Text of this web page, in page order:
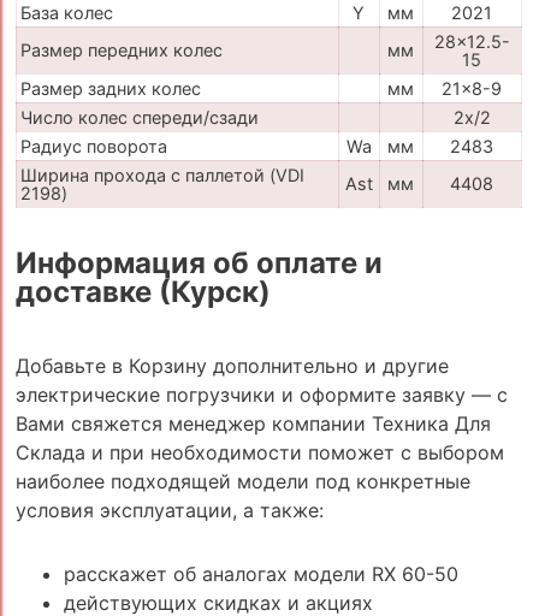
База колес
Y мм
2021
Размер передних колес
мм
28x12.5-
15
Размер задних колес
мм
21x8-9
Число колес спереди/сзади
2x/2
Радиус поворота
Wa мм
2483
Ширина прохода с паллетой (VDI
2198)
Ast мм 4408
Информация об оплате и
доставке (Курск)
Добавьте в Корзину дополнительно и другие
электрические погрузчики и оформите заявку — с
Вами свяжется менеджер компании Техника Для
Склада и при необходимости поможет с выбором
наиболее подходящей модели под конкретные
условия эксплуатации, а также:
расскажет об аналогах модели RX 60-50
действующих скидках и акциях